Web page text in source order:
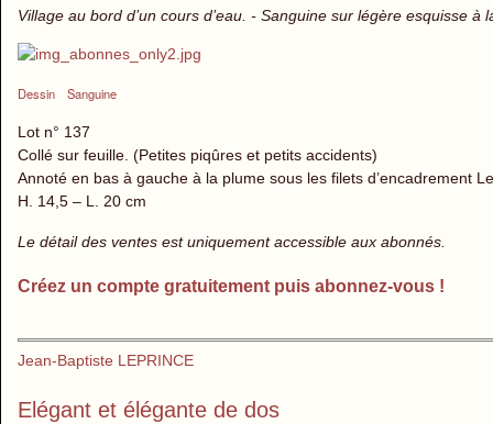
Village au bord d’un cours d’eau. - Sanguine sur légère esquisse à
Dessin Sanguine
Lot n° 137
Collé sur feuille. (Petites piqûres et petits accidents)
Annoté en bas à gauche à la plume sous les filets d’encadrement
H. 14,5 – L. 20 cm
Le détail des ventes est uniquement accessible aux abonnés.
Créez un compte gratuitement puis abonnez-vous !
Jean-Baptiste LEPRINCE
Elégant et élégante de dos